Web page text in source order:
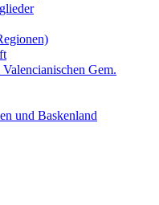
Gem.
und Baskenland